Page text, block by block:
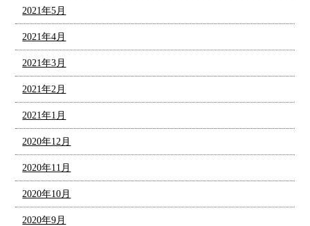
2021年5月
2021年4月
2021年3月
2021年2月
2021年1月
2020年12月
2020年11月
2020年10月
2020年9月